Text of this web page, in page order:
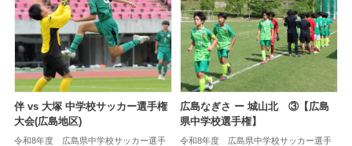
伴 vs 大塚 中学校サッカー選手権
大会(広島地区)
令和8年度 広島県中学校サッカー選手
広島なぎさ ー 城山北 ③【広島
県中学校選手権】
令和8年度 広島県中学校サッカー選手